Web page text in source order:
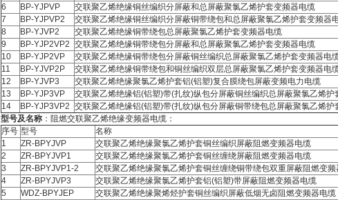
6
BP-YJPVP
交联聚乙烯绝缘铜丝编织分屏蔽和总屏蔽聚氯乙烯护套变频器电缆
7
BP-YJPVP2
交联聚乙烯绝缘铜丝编织分屏蔽铜带绕包和总屏蔽聚氯乙烯护套变频器
8
BP-YJVP2
交联聚乙烯绝缘铜带绕包总屏蔽聚氯乙烯护套变频器电缆
9
BP-YJP2VP2 交联聚乙烯绝缘铜带绕包分屏蔽和总屏蔽聚氯乙烯护套变频器电缆
10
BP-YJP2VP
交联聚乙烯绝缘铜带绕包分屏蔽铜丝编织总屏蔽聚氯乙烯护套变频器电
11
BP-YJVP2P
交联聚乙烯绝缘铜带绕包和铜丝编织双层总屏蔽聚氯乙烯护套变频器电
12
BP-YJVP3
交联聚乙烯绝缘聚氯乙烯护套铝(铝塑)复合膜绕包屏蔽变频电力电缆
13
BP-YJP3VP
交联聚乙烯绝缘铝(铝塑)带(扎纹)纵包分屏蔽铜丝编织总屏蔽聚氯乙烯护
14
BP-YJP3VP2 交联聚乙烯绝缘铝(铝塑)带(扎纹)纵包分屏蔽铜带绕包总屏蔽聚氯乙烯护
型号及名称：阻燃交联聚乙烯绝缘变频器电缆：
序号 型号
名称
1
ZR-BPYJVP
交联聚乙烯绝缘聚氯乙烯护套铜丝编织屏蔽阻燃变频器电缆
2
ZR-BPYJVP1
交联聚乙烯绝缘聚氯乙烯护套铜丝缠绕屏蔽阻燃变频器电缆
3
ZR-BPYJVP1-2
交联聚乙烯绝缘聚氯乙烯护套铜丝缠绕铜带绕包双重屏蔽阻燃变频
4
ZR-BPYJVP3
交联聚乙烯绝缘聚氯乙烯护套铝(铝塑)带屏蔽阻燃变频器电缆
5
WDZ-BPYJEP
交联聚乙烯绝缘聚烯烃护套铜丝编织屏蔽低烟无卤阻燃变频器电缆